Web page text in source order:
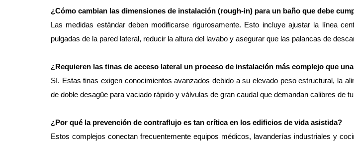
¿Cómo cambian las dimensiones de instalación (rough-in) para un baño que debe
Las medidas estándar deben modificarse rigurosamente. Esto incluye ajustar la línea
pulgadas de la pared lateral, reducir la altura del lavabo y asegurar que las palancas de
¿Requieren las tinas de acceso lateral un proceso de instalación más complejo que
Sí. Estas tinas exigen conocimientos avanzados debido a su elevado peso estructural, la
de doble desagüe para vaciado rápido y válvulas de gran caudal que demandan calibres de
¿Por qué la prevención de contraflujo es tan crítica en los edificios de vida asistida?
Estos complejos conectan frecuentemente equipos médicos, lavanderías industriales y